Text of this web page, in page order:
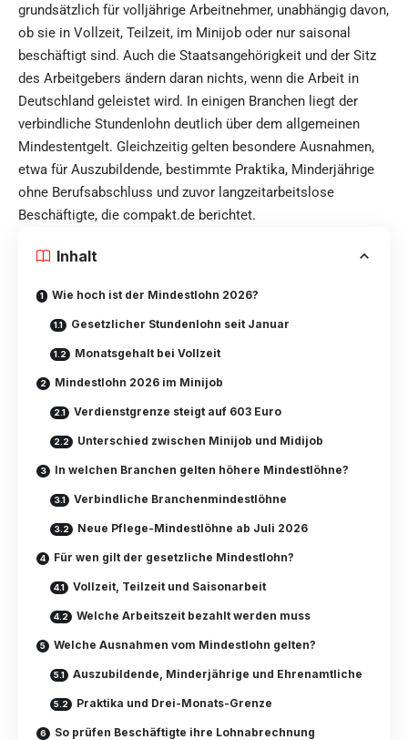
grundsätzlich für volljährige Arbeitnehmer, unabhängig davon,
ob sie in Vollzeit, Teilzeit, im Minijob oder nur saisonal
beschäftigt sind. Auch die Staatsangehörigkeit und der Sitz
des Arbeitgebers ändern daran nichts, wenn die Arbeit in
Deutschland geleistet wird. In einigen Branchen liegt der
verbindliche Stundenlohn deutlich über dem allgemeinen
Mindestentgelt. Gleichzeitig gelten besondere Ausnahmen,
etwa für Auszubildende, bestimmte Praktika, Minderjährige
ohne Berufsabschluss und zuvor langzeitarbeitslose
Beschäftigte, diе compakt.de berichtet.
Inhalt
Wie hoch ist der Mindestlohn 2026?
Gesetzlicher Stundenlohn seit Januar
Monatsgehalt bei Vollzeit
Mindestlohn 2026 im Minijob
Verdienstgrenze steigt auf 603 Euro
Unterschied zwischen Minijob und Midijob
In welchen Branchen gelten höhere Mindestlöhne?
Verbindliche Branchenmindestlöhne
Neue Pflege-Mindestlöhne ab Juli 2026
Für wen gilt der gesetzliche Mindestlohn?
Vollzeit, Teilzeit und Saisonarbeit
Welche Arbeitszeit bezahlt werden muss
Welche Ausnahmen vom Mindestlohn gelten?
Auszubildende, Minderjährige und Ehrenamtliche
Praktika und Drei-Monats-Grenze
So prüfen Beschäftigte ihre Lohnabrechnung